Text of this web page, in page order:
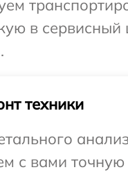
в сервисный
техники
с вами точную